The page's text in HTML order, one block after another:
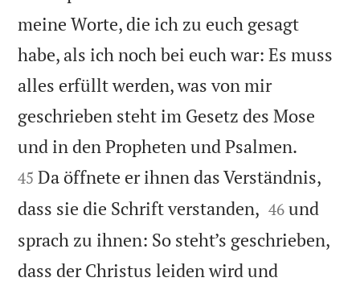
meine Worte, die ich zu euch gesagt
habe, als ich noch bei euch war: Es muss
alles erfüllt werden, was von mir
geschrieben steht im Gesetz des Mose
und in den Propheten und Psalmen.
45 Da öffnete er ihnen das Verständnis,
dass sie die Schrift verstanden, 

46 und
sprach zu ihnen: So steht’s geschrieben,
dass der Christus leiden wird und